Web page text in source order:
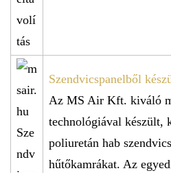
Szendvicspanelből
Az MS Air Kft. kiváló
technológiával készült,
poliuretán hab
hűtőkamrákat. Az